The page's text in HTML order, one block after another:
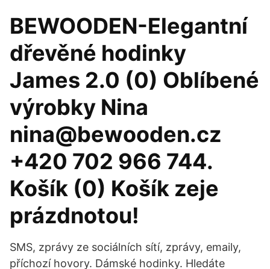
BEWOODEN-Elegantní
dřevěné hodinky
James 2.0 (0) Oblíbené
výrobky Nina
nina@bewooden.cz
+420 702 966 744.
Košík (0) Košík zeje
prázdnotou!
SMS, zprávy ze sociálních sítí, zprávy, emaily,
příchozí hovory. Dámské hodinky. Hledáte